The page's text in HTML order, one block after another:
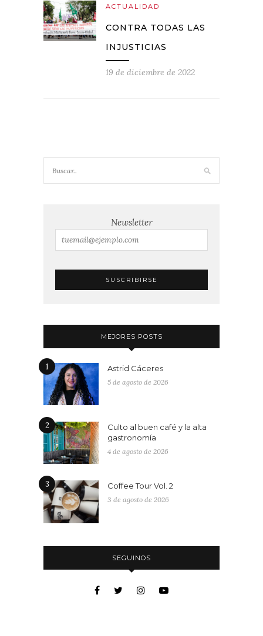
ACTUALIDAD
CONTRA TODAS LAS
INJUSTICIAS
19 de diciembre de 2022
Newsletter
MEJORES POSTS
1 Astrid Cáceres
5 de agosto de 2026
2
Culto al buen café y la alta
gastronomía
4 de agosto de 2026
3 Coffee Tour Vol. 2
3 de agosto de 2026
SEGUINOS